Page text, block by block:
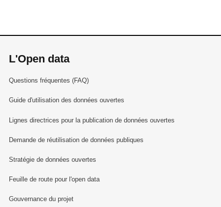
L'Open data
Questions fréquentes (FAQ)
Guide d'utilisation des données ouvertes
Lignes directrices pour la publication de données ouvertes
Demande de réutilisation de données publiques
Stratégie de données ouvertes
Feuille de route pour l'open data
Gouvernance du projet